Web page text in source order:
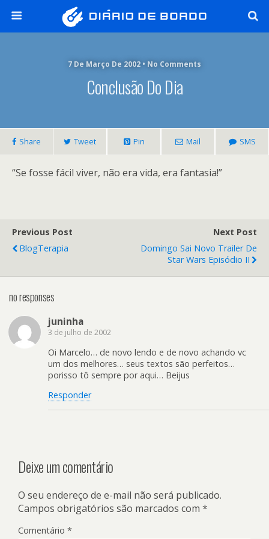
7 De Março De 2002 • No Comments
Conclusão Do Dia
Share Tweet Pin Mail SMS
“Se fosse fácil viver, não era vida, era fantasia!”
Previous Post
BlogTerapia
Next Post
Domingo Sai Novo Trailer De
Star Wars Episódio II
no responses
juninha
3 de julho de 2002
Oi Marcelo… de novo lendo e de novo achando vc
um dos melhores… seus textos são perfeitos…
porisso tô sempre por aqui… Beijus
Responder
Deixe um comentário
O seu endereço de e-mail não será publicado.
Campos obrigatórios são marcados com *
Comentário *